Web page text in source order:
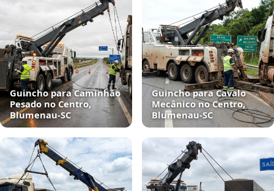
Guincho para Caminhão
Pesado no Centro,
Blumenau‑SC
Guincho para Cavalo
Mecânico no Centro,
Blumenau‑SC